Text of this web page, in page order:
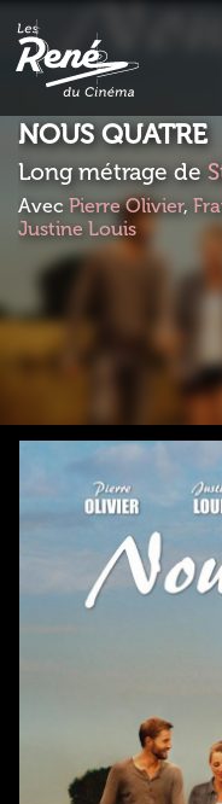
NOUS QUATRE
Long métrage de
Avec Pierre Olivier,
Justine Louis